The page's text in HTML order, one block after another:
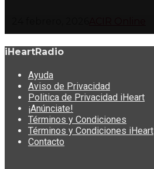
iHeartRadio
Ayuda
Aviso de Privacidad
Politica de Privacidad iHeart
¡Anúnciate!
Términos y Condiciones
Términos y Condiciones iHeart
Contacto